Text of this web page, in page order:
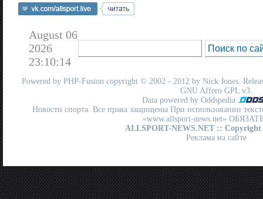
August 06
2026
23:10:14
Powered by PHP-Fusion copyright © 2002 - 2012 by Nick Jones.
GNU Affero GPL v3.
Data powered by Oddspedia
Новости спорта. Все права защищены При использовании
«www.allsport-news.net»
ALLSPORT-NEWS.NET :: Copyright
Реклама на сайте